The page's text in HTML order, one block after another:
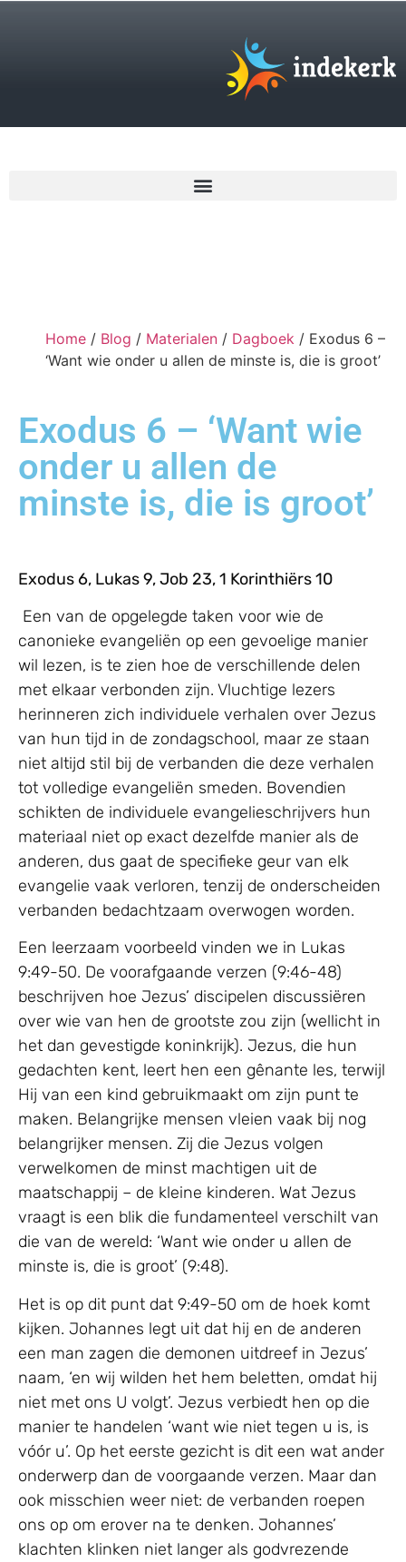
Home / Blog / Materialen / Dagboek / Exodus 6 –
‘Want wie onder u allen de minste is, die is groot’
Exodus 6 – ‘Want wie
onder u allen de
minste is, die is groot’
Exodus 6, Lukas 9, Job 23, 1 Korinthiërs 10
Een van de opgelegde taken voor wie de
canonieke evangeliën op een gevoelige manier
wil lezen, is te zien hoe de verschillende delen
met elkaar verbonden zijn. Vluchtige lezers
herinneren zich individuele verhalen over Jezus
van hun tijd in de zondagschool, maar ze staan
niet altijd stil bij de verbanden die deze verhalen
tot volledige evangeliën smeden. Bovendien
schikten de individuele evangelieschrijvers hun
materiaal niet op exact dezelfde manier als de
anderen, dus gaat de specifieke geur van elk
evangelie vaak verloren, tenzij de onderscheiden
verbanden bedachtzaam overwogen worden.
Een leerzaam voorbeeld vinden we in Lukas
9:49-50. De voorafgaande verzen (9:46-48)
beschrijven hoe Jezus’ discipelen discussiëren
over wie van hen de grootste zou zijn (wellicht in
het dan gevestigde koninkrijk). Jezus, die hun
gedachten kent, leert hen een gênante les, terwijl
Hij van een kind gebruikmaakt om zijn punt te
maken. Belangrijke mensen vleien vaak bij nog
belangrijker mensen. Zij die Jezus volgen
verwelkomen de minst machtigen uit de
maatschappij – de kleine kinderen. Wat Jezus
vraagt is een blik die fundamenteel verschilt van
die van de wereld: ‘Want wie onder u allen de
minste is, die is groot’ (9:48).
Het is op dit punt dat 9:49-50 om de hoek komt
kijken. Johannes legt uit dat hij en de anderen
een man zagen die demonen uitdreef in Jezus’
naam, ‘en wij wilden het hem beletten, omdat hij
niet met ons U volgt’. Jezus verbiedt hen op die
manier te handelen ‘want wie niet tegen u is, is
vóór u’. Op het eerste gezicht is dit een wat ander
onderwerp dan de voorgaande verzen. Maar dan
ook misschien weer niet: de verbanden roepen
ons op om erover na te denken. Johannes’
klachten klinken niet langer als godvrezende